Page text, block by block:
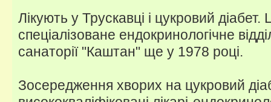
Лікують у Трускавці і цукровий
спеціалізоване ендокринологічне
санаторії "Каштан" ще у 1978 році.
Зосередження хворих на цукровий